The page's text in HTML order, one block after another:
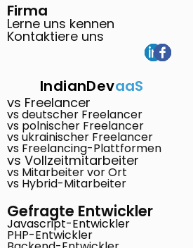
Firma
Lerne uns kennen
Kontaktiere uns
IndianDevaaS
vs Freelancer
vs deutscher Freelancer
vs polnischer Freelancer
vs ukrainischer Freelancer
vs Freelancing-Plattformen
vs Vollzeitmitarbeiter
vs Mitarbeiter vor Ort
vs Hybrid-Mitarbeiter
Gefragte Entwickler
Javascript-Entwickler
PHP-Entwickler